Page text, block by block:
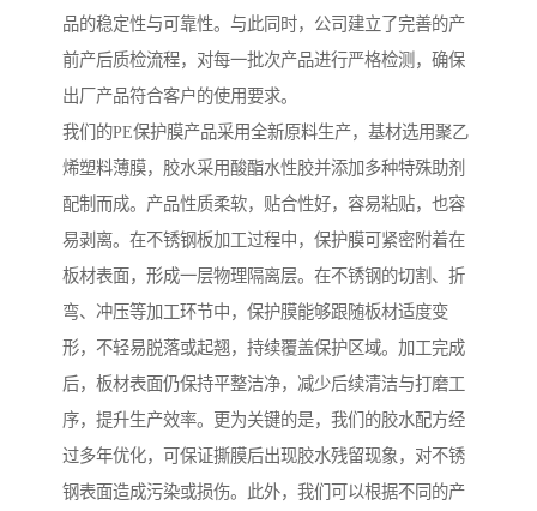
品的稳定性与可靠性。与此同时，公司建立了完善的产
前产后质检流程，对每一批次产品进行严格检测，确保
出厂产品符合客户的使用要求。
我们的PE保护膜产品采用全新原料生产，基材选用聚乙
烯塑料薄膜，胶水采用酸酯水性胶并添加多种特殊助剂
配制而成。产品性质柔软，贴合性好，容易粘贴，也容
易剥离。在不锈钢板加工过程中，保护膜可紧密附着在
板材表面，形成一层物理隔离层。在不锈钢的切割、折
弯、冲压等加工环节中，保护膜能够跟随板材适度变
形，不轻易脱落或起翘，持续覆盖保护区域。加工完成
后，板材表面仍保持平整洁净，减少后续清洁与打磨工
序，提升生产效率。更为关键的是，我们的胶水配方经
过多年优化，可保证撕膜后出现胶水残留现象，对不锈
钢表面造成污染或损伤。此外，我们可以根据不同的产